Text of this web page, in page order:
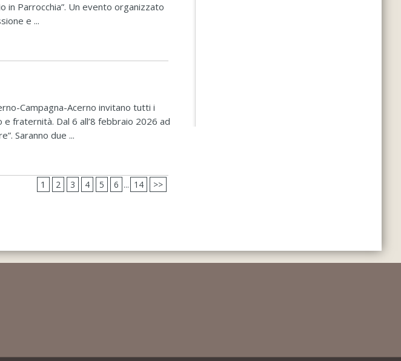
in Parrocchia”. Un evento organizzato
e ...
Campagna-Acerno invitano tutti i
fraternità. Dal 6 all’8 febbraio 2026 ad
Saranno due ...
1 2 3 4 5 6 ... 14 >>